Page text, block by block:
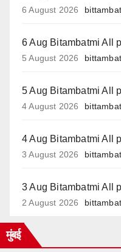
6 August 2026
6 Aug Bitambatmi All
5 August 2026
5 Aug Bitambatmi All
4 August 2026
4 Aug Bitambatmi All
3 August 2026
3 Aug Bitambatmi All
2 August 2026
मुंबई